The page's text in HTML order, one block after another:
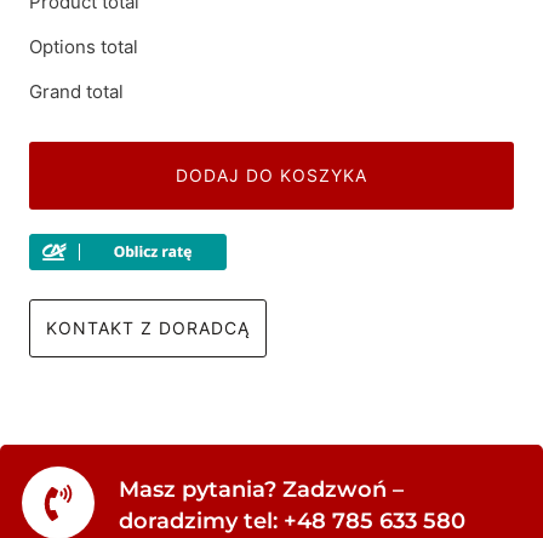
Options total
Grand total
DODAJ DO KOSZYKA
KONTAKT Z DORADCĄ
Masz pytania? Zadzwoń –
doradzimy tel: +48 785 633 580